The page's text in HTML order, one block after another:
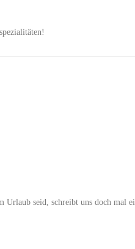
Urlaub seid, schreibt uns doch mal